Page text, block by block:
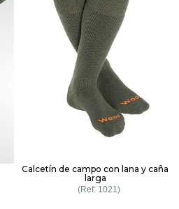
Calcetín de campo con lana y caña
larga
1021